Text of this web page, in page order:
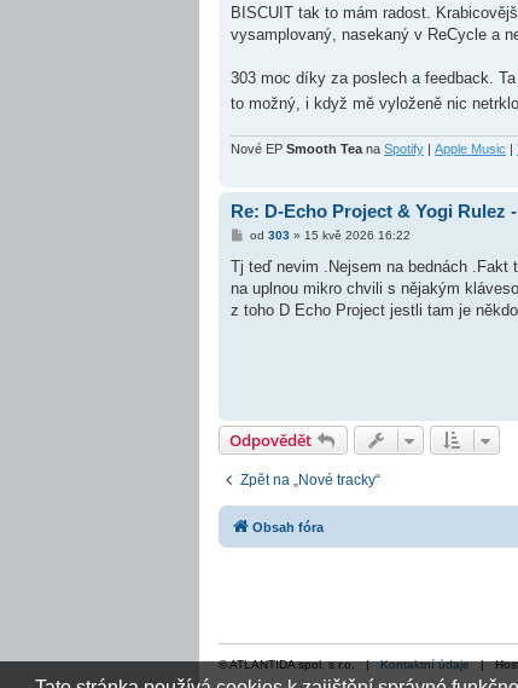
í
p
e
BISCUIT tak to mám radost.
vysamplovaný, nasekaný v ReCycle a
303 moc díky za poslech a feedback.
to možný, i když mě vyloženě nic
Nové EP Smooth Tea na Spotify | Apple Music |
Re: D-Echo Project & Yogi Rulez
P
p
ě
od 303» 15 kvě 2026 16:22
Tj teď nevim .Nejsem na bednách
na uplnou mikro chvili s nějakým
z toho D Echo Project jestli tam je někdo
Odpovědět
Zpět na „Nové tracky“
Obsah fóra
© ATLANTIDA spol. s r.o. |Kontaktní údaje|